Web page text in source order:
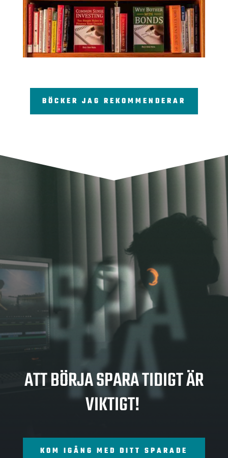
BÖCKER JAG REKOMMENDERAR
SPA
RA
ATT BÖRJA SPARA TIDIGT ÄR
VIKTIGT!
KOM IGÅNG MED DITT SPARADE